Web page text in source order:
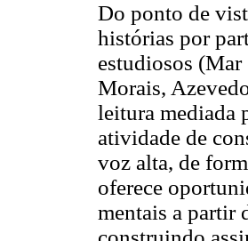
Do ponto de
histórias por
estudiosos
Morais,
leitura mediada
atividade de
voz alta, de
oferece
mentais a partir